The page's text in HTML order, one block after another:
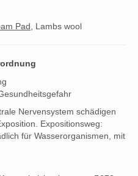
Pad , Lambs wool
Nervensystem schädigen
Expositionsweg:
für Wasserorganismen, mit